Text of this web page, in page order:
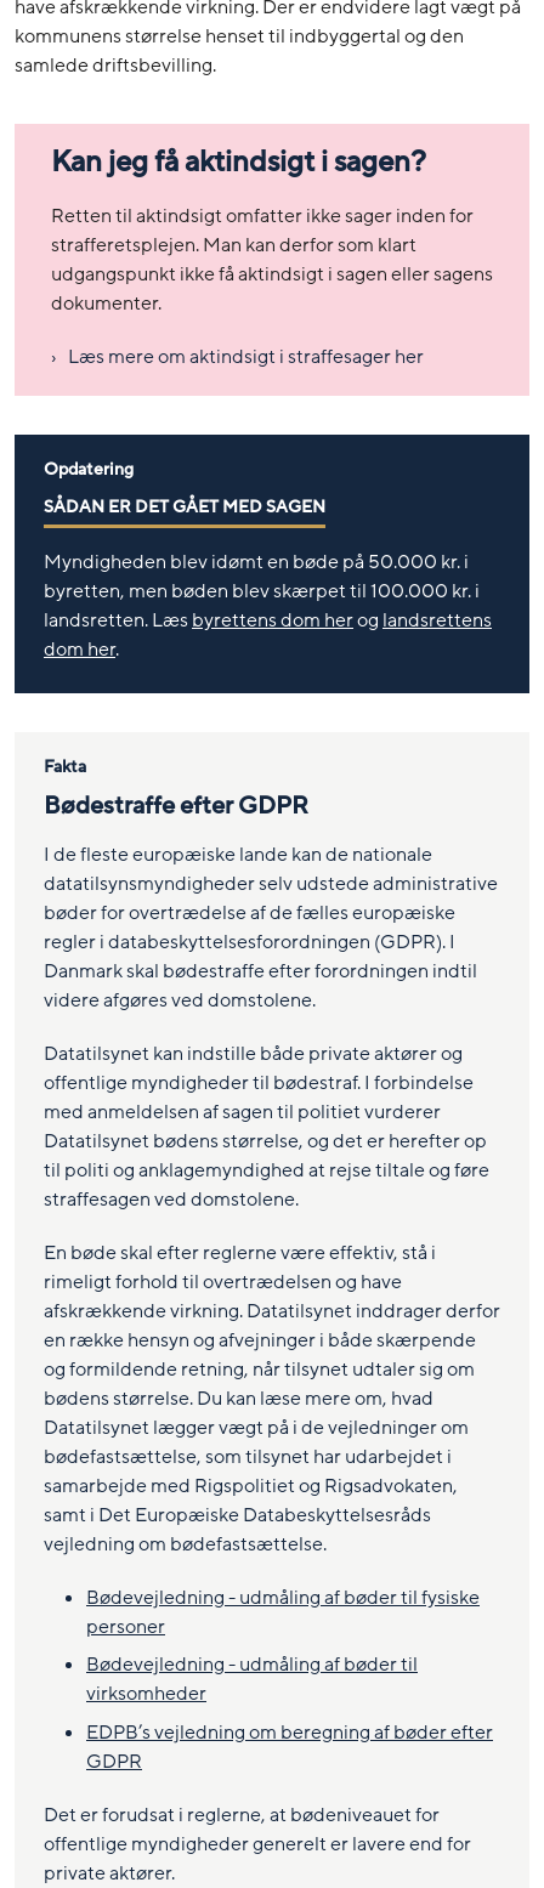
have afskrækkende virkning. Der er endvidere lagt vægt på
kommunens størrelse henset til indbyggertal og den
samlede driftsbevilling.
Kan jeg få aktindsigt i sagen?
Retten til aktindsigt omfatter ikke sager inden for
strafferetsplejen. Man kan derfor som klart
udgangspunkt ikke få aktindsigt i sagen eller sagens
dokumenter.
Læs mere om aktindsigt i straffesager her
Opdatering
SÅDAN ER DET GÅET MED SAGEN
Myndigheden blev idømt en bøde på 50.000 kr. i
byretten, men bøden blev skærpet til 100.000 kr. i
landsretten. Læsbyrettens dom herog landsrettens
dom her.
Fakta
Bødestraffe efter GDPR
I de fleste europæiske lande kan de nationale
datatilsynsmyndigheder selv udstede administrative
bøder for overtrædelse af de fælles europæiske
regler i databeskyttelsesforordningen (GDPR). I
Danmark skal bødestraffe efter forordningen indtil
videre afgøres ved domstolene.
Datatilsynet kan indstille både private aktører og
offentlige myndigheder til bødestraf. I forbindelse
med anmeldelsen af sagen til politiet vurderer
Datatilsynet bødens størrelse, og det er herefter op
til politi og anklagemyndighed at rejse tiltale og føre
straffesagen ved domstolene.
En bøde skal efter reglerne være effektiv, stå i
rimeligt forhold til overtrædelsen og have
afskrækkende virkning. Datatilsynet inddrager derfor
en række hensyn og afvejninger i både skærpende
og formildende retning, når tilsynet udtaler sig om
bødens størrelse. Du kan læse mere om, hvad
Datatilsynet lægger vægt på i de vejledninger om
bødefastsættelse, som tilsynet har udarbejdet i
samarbejde med Rigspolitiet og Rigsadvokaten,
samt i Det Europæiske Databeskyttelsesråds
vejledning om bødefastsættelse.
Bødevejledning - udmåling af bøder til fysiske
personer
Bødevejledning - udmåling af bøder til
virksomheder
EDPB’s vejledning om beregning af bøder efter
GDPR
Det er forudsat i reglerne, at bødeniveauet for
offentlige myndigheder generelt er lavere end for
private aktører.